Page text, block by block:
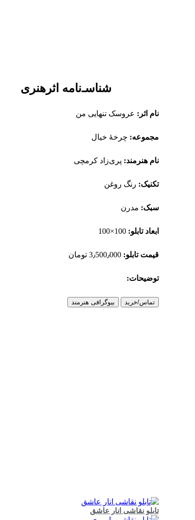
شناسـ‌نامه اثرهنری
نام اثر: عروسک تنهایی من
مجموعه: چرخهٔ خیال
نام هنرمند: پری‌زاد کرمچی
تکنیک: رنگ روغن
سبک: مدرن
ابعاد تابلو: 100×100
قیمت تابلو: 3٫500٫000 تومان
توضیحات:
تماس/خرید بیوگرافی هنرمند
تابلو نقاشی انار عاشق